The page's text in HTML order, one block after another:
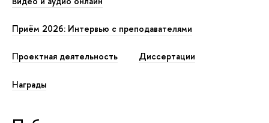
Приём 2026: Интервью с преподавателями
Проектная деятельность Диссертации
Награды